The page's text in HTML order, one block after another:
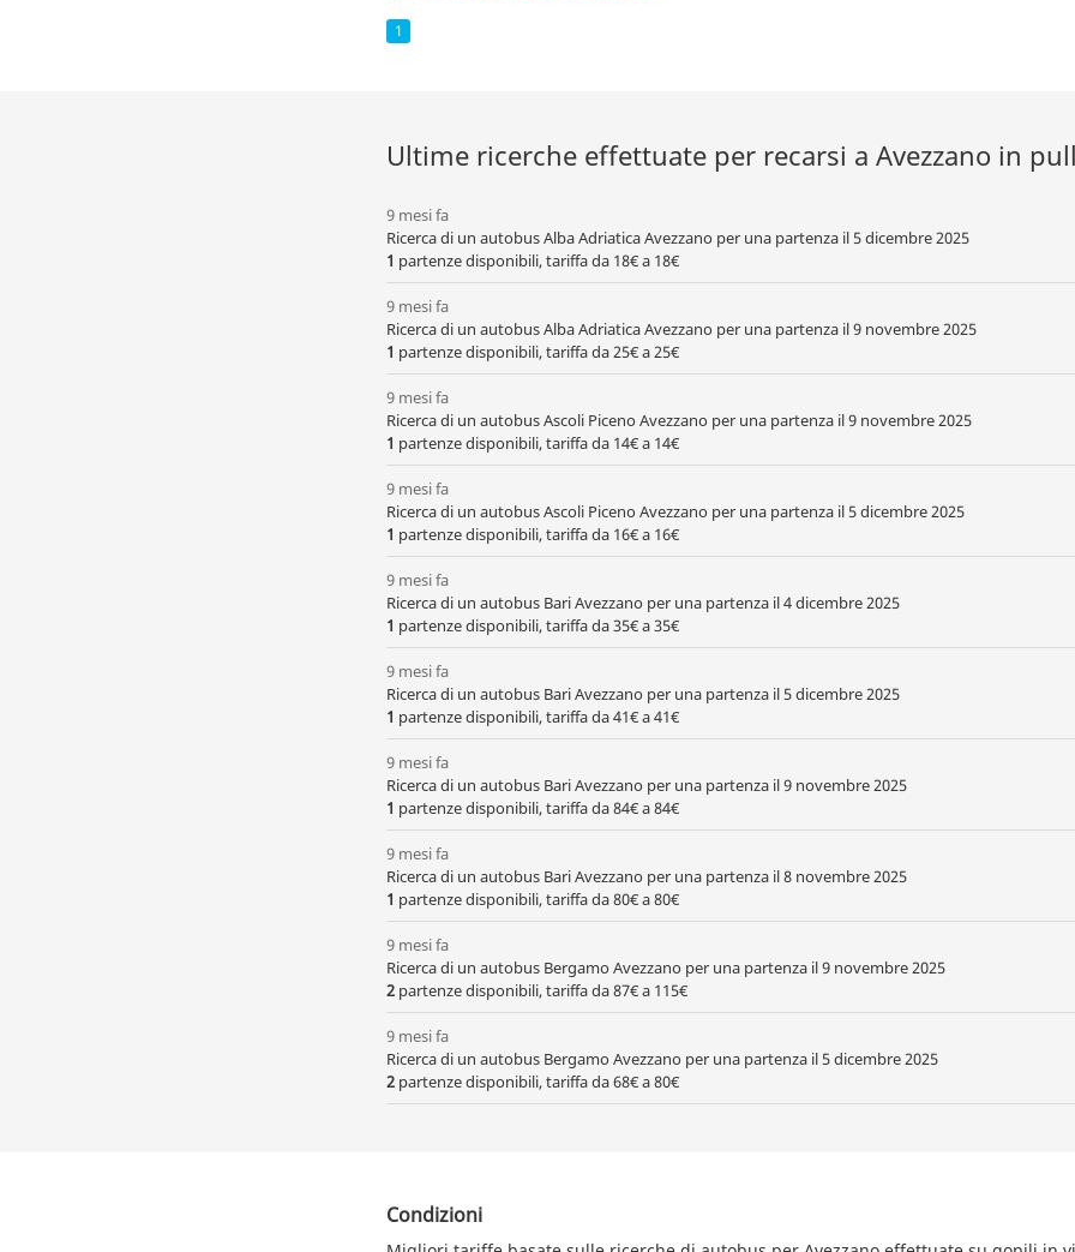
1
Ultime ricerche effettuate per recarsi a Avezzano in
9 mesi fa
Ricerca di un autobus Alba Adriatica Avezzano per una partenza il 5 dicembre 2025
1 partenze disponibili, tariffa da 18€ a 18€
9 mesi fa
Ricerca di un autobus Alba Adriatica Avezzano per una partenza il 9 novembre 2025
1 partenze disponibili, tariffa da 25€ a 25€
9 mesi fa
Ricerca di un autobus Ascoli Piceno Avezzano per una partenza il 9 novembre 2025
1 partenze disponibili, tariffa da 14€ a 14€
9 mesi fa
Ricerca di un autobus Ascoli Piceno Avezzano per una partenza il 5 dicembre 2025
1 partenze disponibili, tariffa da 16€ a 16€
9 mesi fa
Ricerca di un autobus Bari Avezzano per una partenza il 4 dicembre 2025
1 partenze disponibili, tariffa da 35€ a 35€
9 mesi fa
Ricerca di un autobus Bari Avezzano per una partenza il 5 dicembre 2025
1 partenze disponibili, tariffa da 41€ a 41€
9 mesi fa
Ricerca di un autobus Bari Avezzano per una partenza il 9 novembre 2025
1 partenze disponibili, tariffa da 84€ a 84€
9 mesi fa
Ricerca di un autobus Bari Avezzano per una partenza il 8 novembre 2025
1 partenze disponibili, tariffa da 80€ a 80€
9 mesi fa
Ricerca di un autobus Bergamo Avezzano per una partenza il 9 novembre 2025
2 partenze disponibili, tariffa da 87€ a 115€
9 mesi fa
Ricerca di un autobus Bergamo Avezzano per una partenza il 5 dicembre 2025
2 partenze disponibili, tariffa da 68€ a 80€
Condizioni